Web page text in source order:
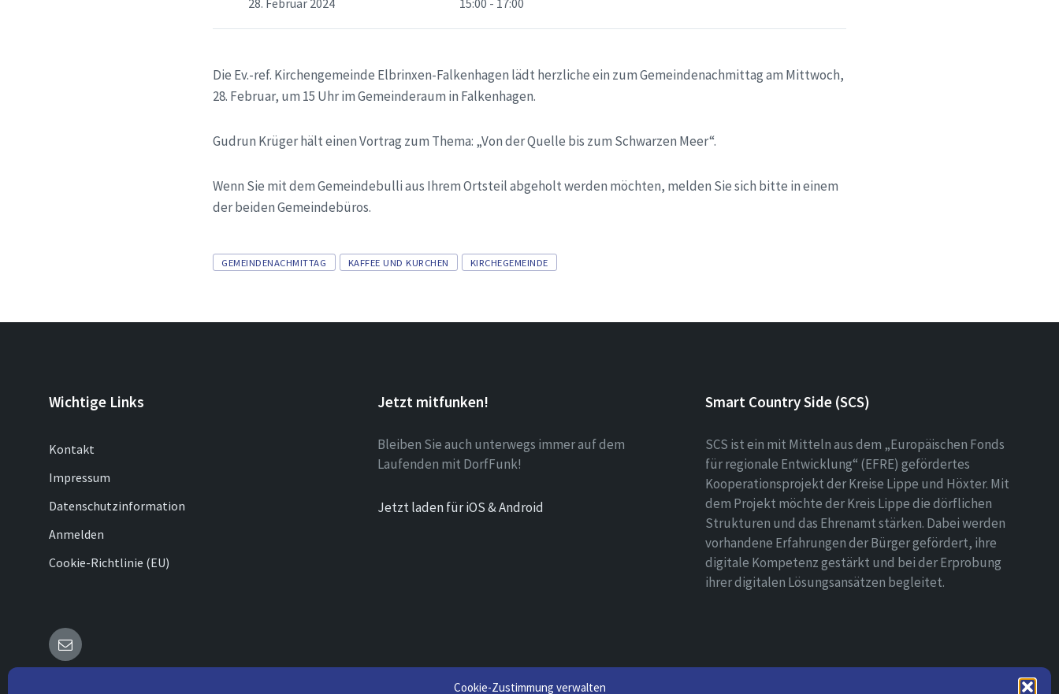
Cookie-Zustimmung verwalten
28. Februar 2024 15:00 - 17:00
Die Ev.-ref. Kirchengemeinde Elbrinxen-Falkenhagen lädt herzliche ein zum Gemeindenachmittag am Mittwoch,
28. Februar, um 15 Uhr im Gemeinderaum in Falkenhagen.
Gudrun Krüger hält einen Vortrag zum Thema: „Von der Quelle bis zum Schwarzen Meer“.
Wenn Sie mit dem Gemeindebulli aus Ihrem Ortsteil abgeholt werden möchten, melden Sie sich bitte in einem
der beiden Gemeindebüros.
Tags
GEMEINDENACHMITTAG KAFFEE UND KURCHEN KIRCHEGEMEINDE
Wichtige Links
Kontakt
Impressum
Datenschutzinformation
Anmelden
Cookie-Richtlinie (EU)
Jetzt mitfunken!
Bleiben Sie auch unterwegs immer auf dem
Laufenden mit DorfFunk!
Jetzt laden für iOS & Android
Smart Country Side (SCS)
SCS ist ein mit Mitteln aus dem „Europäischen Fonds
für regionale Entwicklung“ (EFRE) gefördertes
Kooperationsprojekt der Kreise Lippe und Höxter. Mit
dem Projekt möchte der Kreis Lippe die dörflichen
Strukturen und das Ehrenamt stärken. Dabei werden
vorhandene Erfahrungen der Bürger gefördert, ihre
digitale Kompetenz gestärkt und bei der Erprobung
ihrer digitalen Lösungsansätzen begleitet.
E-